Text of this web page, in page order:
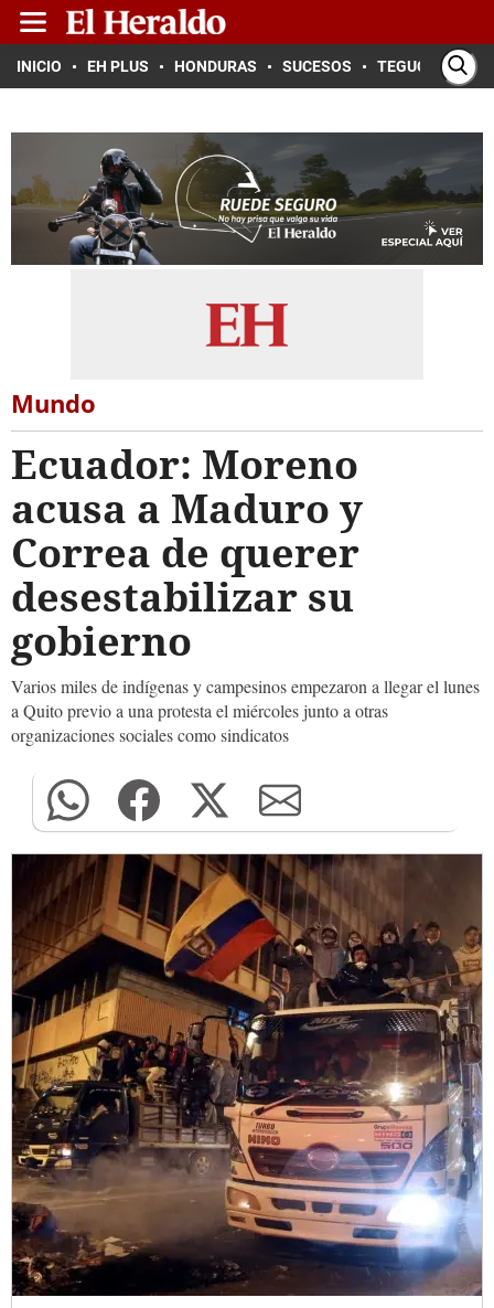
INICIO EH PLUS HONDURAS SUCESOS TEGUCIGALPA
Mundo
Ecuador: Moreno
acusa a Maduro y
Correa de querer
desestabilizar su
gobierno
Varios miles de indígenas y campesinos empezaron a llegar el lunes
a Quito previo a una protesta el miércoles junto a otras
organizaciones sociales como sindicatos